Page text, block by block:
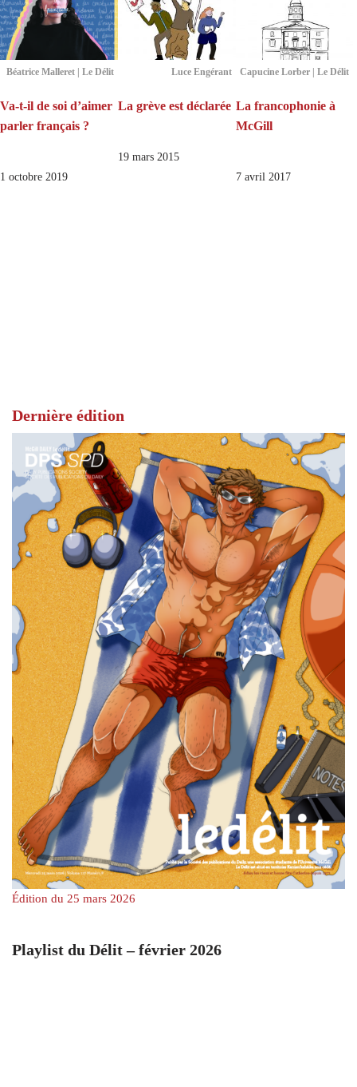
Béatrice Malleret | Le Délit
Va-t-il de soi d’aimer
parler français ?
1 octobre 2019
Luce Engérant
La grève est déclarée
19 mars 2015
Capucine Lorber | Le Délit
La francophonie à
McGill
7 avril 2017
Dernière édition
Édition du 25 mars 2026
Playlist du Délit – février 2026